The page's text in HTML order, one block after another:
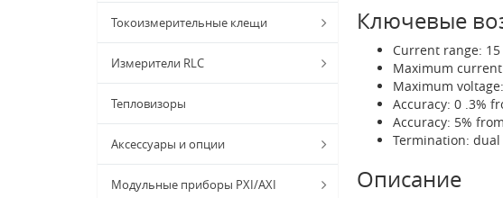
Токоизмерительные клещи
Измерители RLC
Тепловизоры
Аксессуары и опции
Модульные приборы PXI/AXI
Ключевые
Current range:
Maximum
Maximum
Accuracy: 0 .3%
Accuracy: 5%
Termination:
Описание